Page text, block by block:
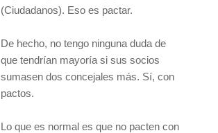
(Ciudadanos). Eso es pactar.
De hecho, no tengo ninguna duda de
que tendrían mayoría si sus socios
sumasen dos concejales más. Sí, con
pactos.
Lo que es normal es que no pacten con